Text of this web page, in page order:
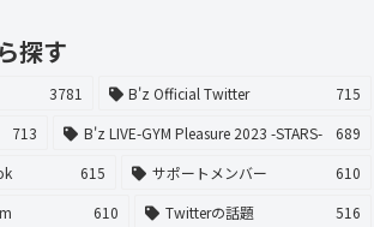
探す
3781 B'z Official Twitter
715
713 B'z LIVE-GYM Pleasure 2023 -STARS-
689
615 サポートメンバー
610
610 Twitterの話題
516